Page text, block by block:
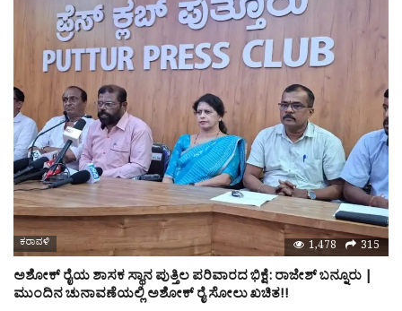
ಕರಾವಳಿ 1,478 315
ಅಶೋಕ್ ರೈಯ ಶಾಸಕ ಸ್ಥಾನ ಪುತ್ತಿಲ ಪರಿವಾರದ ಭಿಕ್ಷೆ: ರಾಜೇಶ್ ಬನ್ನೂರು |
ಮುಂದಿನ ಚುನಾವಣೆಯಲ್ಲಿ ಅಶೋಕ್ ರೈ ಸೋಲು ಖಚಿತ!!